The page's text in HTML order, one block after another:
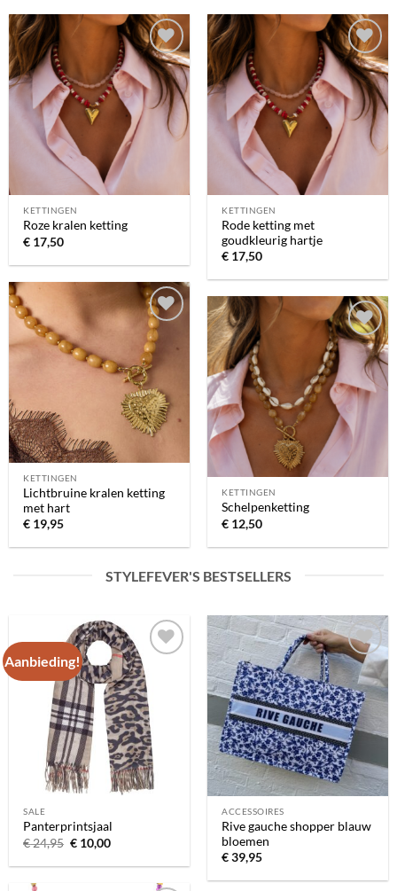
Toevoegen
aan
verlanglijst
KETTINGEN
Roze kralen ketting
€ 17,50
Toevoegen
aan
verlanglijst
KETTINGEN
Rode ketting met
goudkleurig hartje
€ 17,50
Toevoegen
aan
verlanglijst
KETTINGEN
Lichtbruine kralen ketting
met hart
€ 19,95
Toevoegen
aan
verlanglijst
KETTINGEN
Schelpenketting
€ 12,50
STYLEFEVER'S BESTSELLERS
Aanbieding!
Toevoegen
aan
verlanglijst
SALE
Panterprintsjaal
€24,95 Oorspronkelijke
prijs
was:
€ 10,00Huidige
is:
Toevoegen
aan
verlanglijst
ACCESSOIRES
Rive gauche shopper blauw
bloemen
€39,95